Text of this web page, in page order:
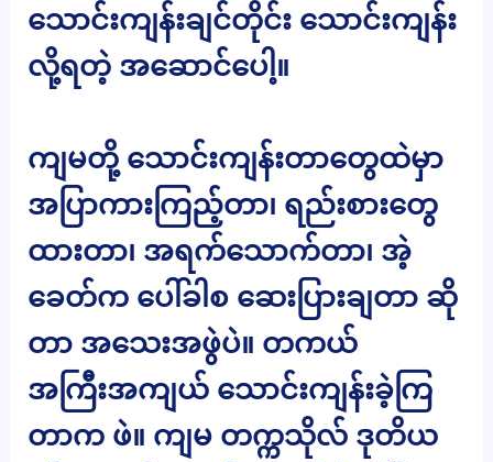
သောင်းကျန်းချင်တိုင်း သောင်းကျန်း
လို့ရတဲ့ အဆောင်ပေါ့။
ကျမတို့ သောင်းကျန်းတာတွေထဲမှာ
အပြာကားကြည့်တာ၊ ရည်းစားတွေ
ထားတာ၊ အရက်သောက်တာ၊ အဲ့
ခေတ်က ပေါ်ခါစ ဆေးပြားချတာ ဆို
တာ အသေးအဖွဲပဲ။ တကယ်
အကြီးအကျယ် သောင်းကျန်းခဲ့ကြ
တာက ဖဲ။ ကျမ တက္ကသိုလ် ဒုတိယ